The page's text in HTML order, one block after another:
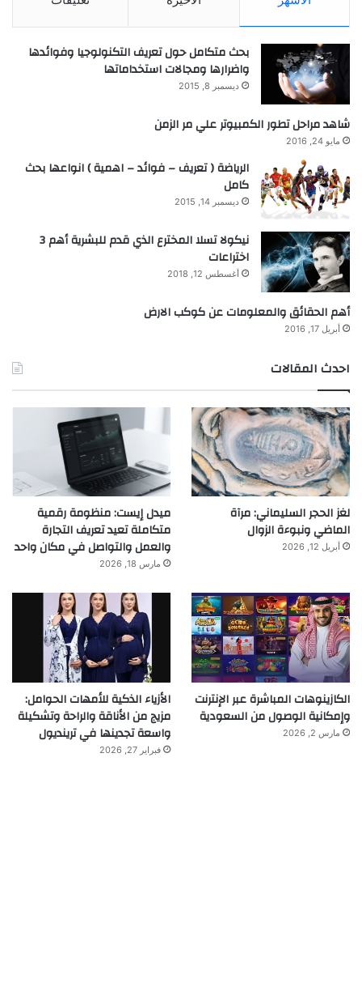
بحث متكامل حول تعريف التكنولوجيا وفوائدها
واضرارها ومجالات استخداماتها
ديسمبر 8, 2015
شاهد مراحل تطور الكمبيوتر علي مر الزمن
مايو 24, 2016
الرياضة ( تعريف – فوائد – اهمية ) انواعها بحث
كامل
ديسمبر 14, 2015
نيكولا تسلا المخترع الذي قدم للبشرية أهم 3
اختراعات
أغسطس 12, 2018
أهم الحقائق والمعلومات عن كوكب الارض
أبريل 17, 2016
احدث المقالات
لغز الحجر السليماني: مرآة
الماضي ونبوءة الزوال
أبريل 12, 2026
ميدل إيست: منظومة رقمية
متكاملة تعيد تعريف التجارة
والعمل والتواصل في مكان واحد
مارس 18, 2026
الكازينوهات المباشرة عبر الإنترنت
وإمكانية الوصول من السعودية
مارس 2, 2026
الأزياء الذكية للأمهات الحوامل:
مزيج من الأناقة والراحة وتشكيلة
واسعة تجدينها في ترينديول
فبراير 27, 2026